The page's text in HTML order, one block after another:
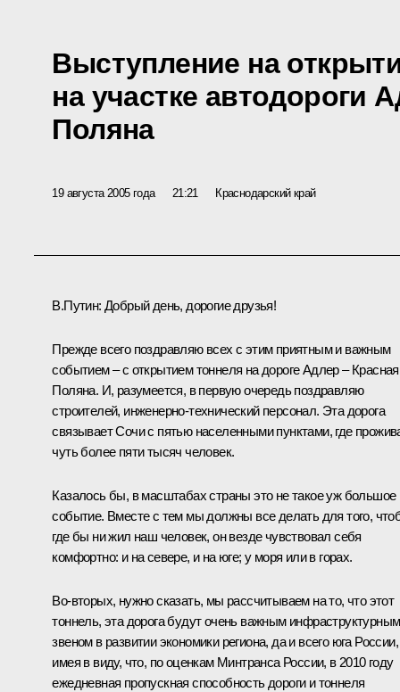
Выступление на
на участке автодороги
Поляна
19 августа 2005 года 21:21 Краснодарский край
В.Путин: Добрый день, дорогие друзья!
Прежде всего поздравляю всех с этим приятным и важным
событием – с открытием тоннеля на дороге Адлер – Красная
Поляна. И, разумеется, в первую очередь поздравляю
строителей, инженерно-технический персонал. Эта дорога
связывает Сочи с пятью населенными пунктами, где
чуть более пяти тысяч человек.
Казалось бы, в масштабах страны это не такое уж большое
событие. Вместе с тем мы должны все делать для того,
где бы ни жил наш человек, он везде чувствовал себя
комфортно: и на севере, и на юге; у моря или в горах.
Во‑вторых, нужно сказать, мы рассчитываем на то, что этот
тоннель, эта дорога будут очень важным инфраструктурным
звеном в развитии экономики региона, да и всего юга России,
имея в виду, что, по оценкам Минтранса России, в 2010 году
ежедневная пропускная способность дороги и тоннеля